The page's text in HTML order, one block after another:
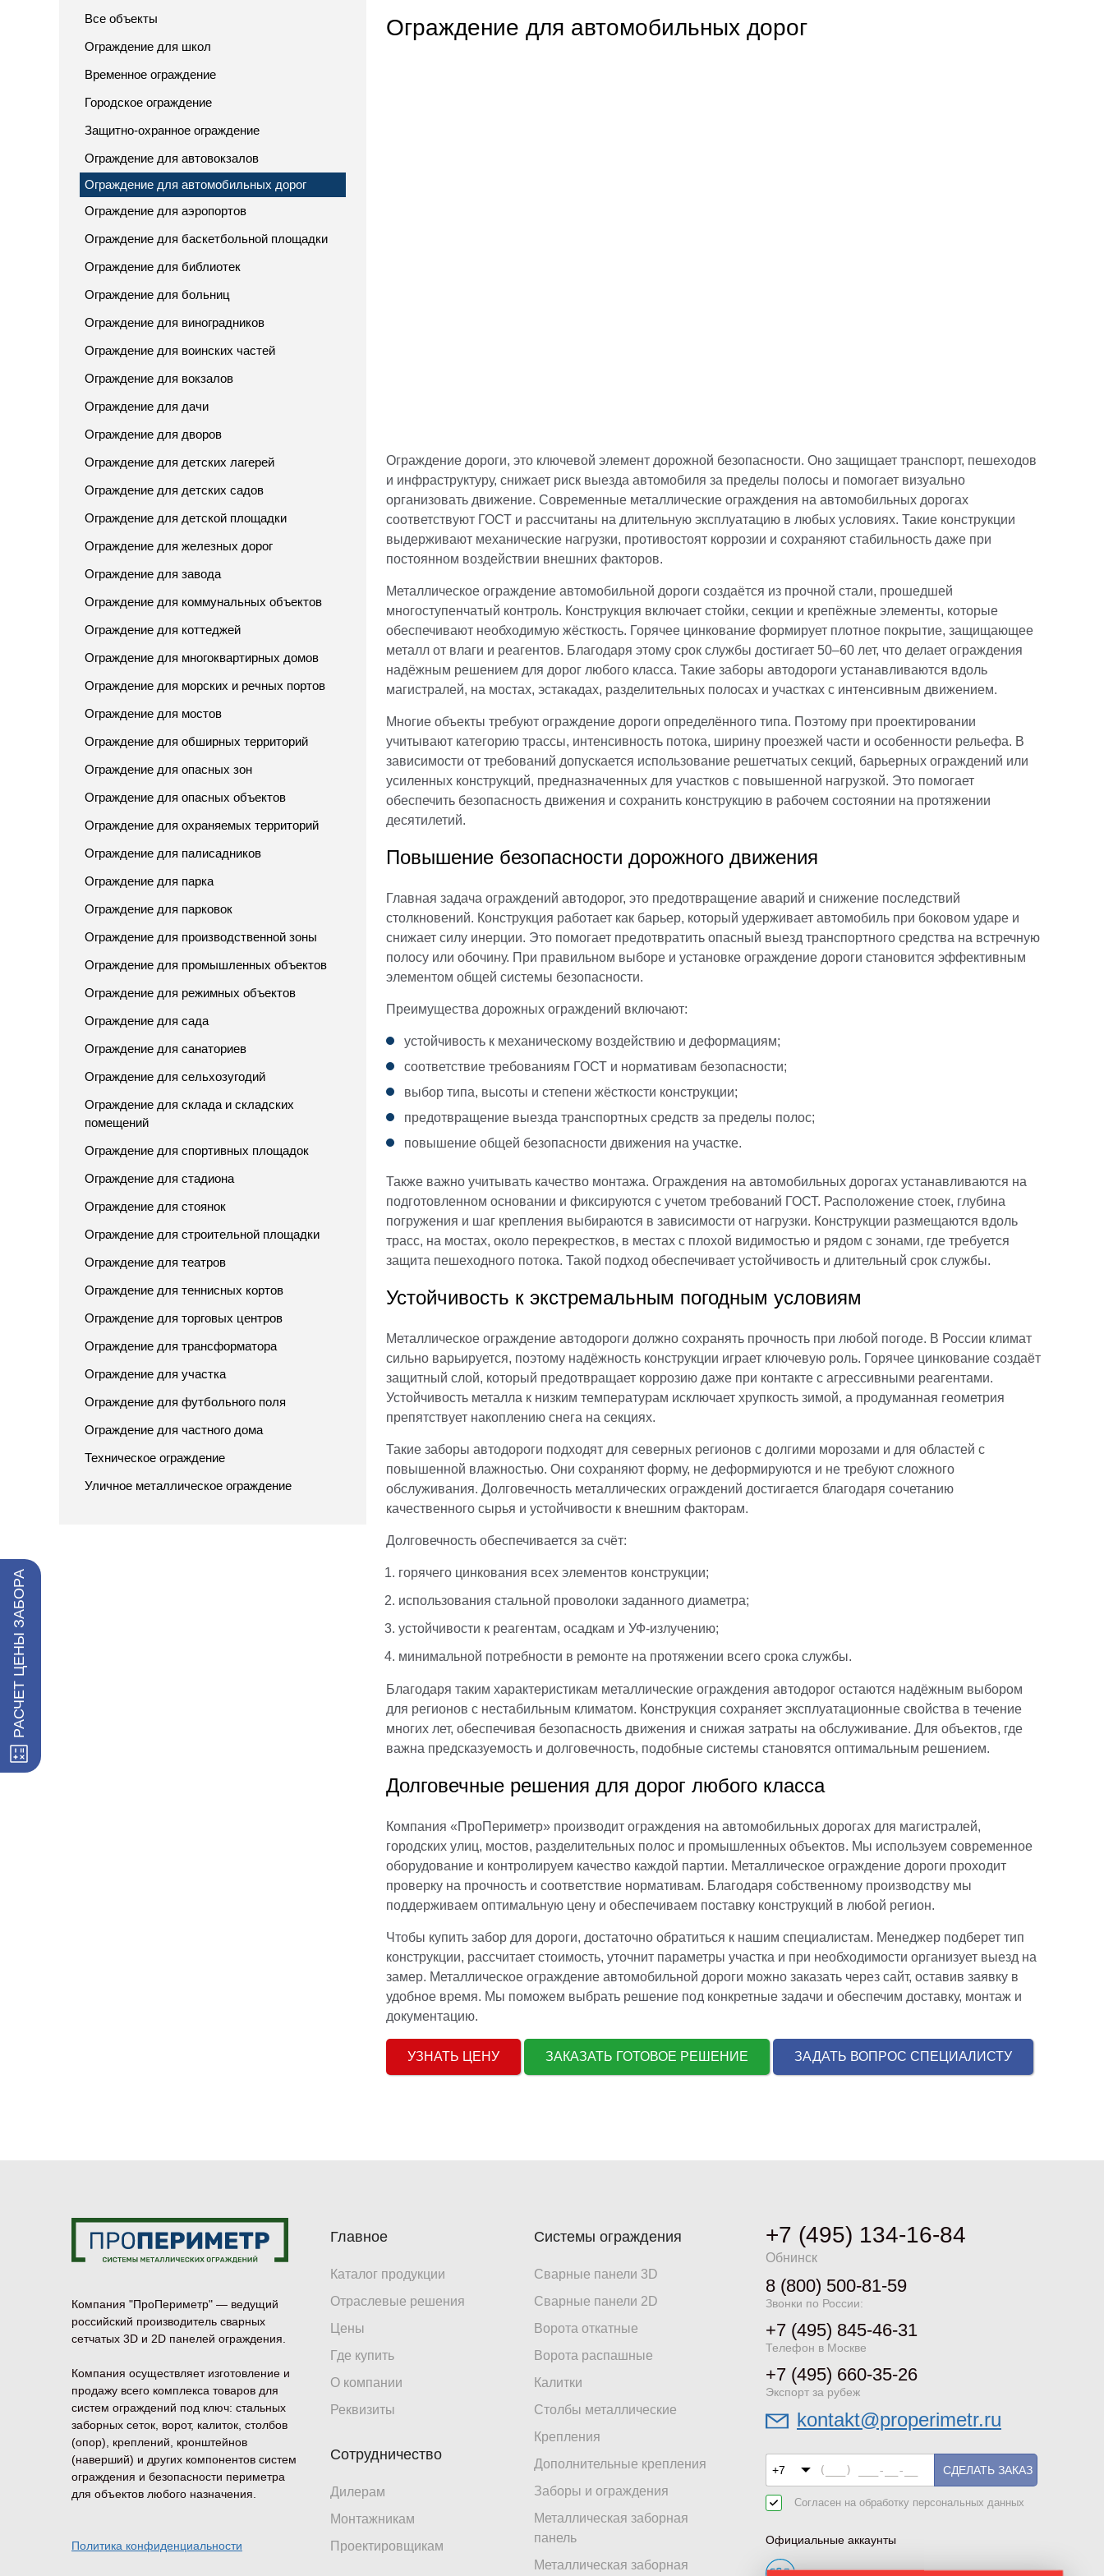
РАСЧЕТ ЦЕНЫ ЗАБОРА
Все объекты
Ограждение для школ
Временное ограждение
Городское ограждение
Защитно-охранное ограждение
Ограждение для автовокзалов
Ограждение для автомобильных дорог
Ограждение для аэропортов
Ограждение для баскетбольной площадки
Ограждение для библиотек
Ограждение для больниц
Ограждение для виноградников
Ограждение для воинских частей
Ограждение для вокзалов
Ограждение для дачи
Ограждение для дворов
Ограждение для детских лагерей
Ограждение для детских садов
Ограждение для детской площадки
Ограждение для железных дорог
Ограждение для завода
Ограждение для коммунальных объектов
Ограждение для коттеджей
Ограждение для многоквартирных домов
Ограждение для морских и речных портов
Ограждение для мостов
Ограждение для обширных территорий
Ограждение для опасных зон
Ограждение для опасных объектов
Ограждение для охраняемых территорий
Ограждение для палисадников
Ограждение для парка
Ограждение для парковок
Ограждение для производственной зоны
Ограждение для промышленных объектов
Ограждение для режимных объектов
Ограждение для сада
Ограждение для санаториев
Ограждение для сельхозугодий
Ограждение для склада и складских
помещений
Ограждение для спортивных площадок
Ограждение для стадиона
Ограждение для стоянок
Ограждение для строительной площадки
Ограждение для театров
Ограждение для теннисных кортов
Ограждение для торговых центров
Ограждение для трансформатора
Ограждение для участка
Ограждение для футбольного поля
Ограждение для частного дома
Техническое ограждение
Уличное металлическое ограждение
Ограждение для автомобильных дорог
Ограждение дороги, это ключевой элемент дорожной безопасности. Оно защищает транспорт, пешеходов
и инфраструктуру, снижает риск выезда автомобиля за пределы полосы и помогает визуально
организовать движение. Современные металлические ограждения на автомобильных дорогах
соответствуют ГОСТ и рассчитаны на длительную эксплуатацию в любых условиях. Такие конструкции
выдерживают механические нагрузки, противостоят коррозии и сохраняют стабильность даже при
постоянном воздействии внешних факторов.
Металлическое ограждение автомобильной дороги создаётся из прочной стали, прошедшей
многоступенчатый контроль. Конструкция включает стойки, секции и крепёжные элементы, которые
обеспечивают необходимую жёсткость. Горячее цинкование формирует плотное покрытие, защищающее
металл от влаги и реагентов. Благодаря этому срок службы достигает 50–60 лет, что делает ограждения
надёжным решением для дорог любого класса. Такие заборы автодороги устанавливаются вдоль
магистралей, на мостах, эстакадах, разделительных полосах и участках с интенсивным движением.
Многие объекты требуют ограждение дороги определённого типа. Поэтому при проектировании
учитывают категорию трассы, интенсивность потока, ширину проезжей части и особенности рельефа. В
зависимости от требований допускается использование решетчатых секций, барьерных ограждений или
усиленных конструкций, предназначенных для участков с повышенной нагрузкой. Это помогает
обеспечить безопасность движения и сохранить конструкцию в рабочем состоянии на протяжении
десятилетий.
Повышение безопасности дорожного движения
Главная задача ограждений автодорог, это предотвращение аварий и снижение последствий
столкновений. Конструкция работает как барьер, который удерживает автомобиль при боковом ударе и
снижает силу инерции. Это помогает предотвратить опасный выезд транспортного средства на встречную
полосу или обочину. При правильном выборе и установке ограждение дороги становится эффективным
элементом общей системы безопасности.
Преимущества дорожных ограждений включают:
устойчивость к механическому воздействию и деформациям;
соответствие требованиям ГОСТ и нормативам безопасности;
выбор типа, высоты и степени жёсткости конструкции;
предотвращение выезда транспортных средств за пределы полос;
повышение общей безопасности движения на участке.
Также важно учитывать качество монтажа. Ограждения на автомобильных дорогах устанавливаются на
подготовленном основании и фиксируются с учетом требований ГОСТ. Расположение стоек, глубина
погружения и шаг крепления выбираются в зависимости от нагрузки. Конструкции размещаются вдоль
трасс, на мостах, около перекрестков, в местах с плохой видимостью и рядом с зонами, где требуется
защита пешеходного потока. Такой подход обеспечивает устойчивость и длительный срок службы.
Устойчивость к экстремальным погодным условиям
Металлическое ограждение автодороги должно сохранять прочность при любой погоде. В России климат
сильно варьируется, поэтому надёжность конструкции играет ключевую роль. Горячее цинкование создаёт
защитный слой, который предотвращает коррозию даже при контакте с агрессивными реагентами.
Устойчивость металла к низким температурам исключает хрупкость зимой, а продуманная геометрия
препятствует накоплению снега на секциях.
Такие заборы автодороги подходят для северных регионов с долгими морозами и для областей с
повышенной влажностью. Они сохраняют форму, не деформируются и не требуют сложного
обслуживания. Долговечность металлических ограждений достигается благодаря сочетанию
качественного сырья и устойчивости к внешним факторам.
Долговечность обеспечивается за счёт:
горячего цинкования всех элементов конструкции;
использования стальной проволоки заданного диаметра;
устойчивости к реагентам, осадкам и УФ-излучению;
минимальной потребности в ремонте на протяжении всего срока службы.
Благодаря таким характеристикам металлические ограждения автодорог остаются надёжным выбором
для регионов с нестабильным климатом. Конструкция сохраняет эксплуатационные свойства в течение
многих лет, обеспечивая безопасность движения и снижая затраты на обслуживание. Для объектов, где
важна предсказуемость и долговечность, подобные системы становятся оптимальным решением.
Долговечные решения для дорог любого класса
Компания «ПроПериметр» производит ограждения на автомобильных дорогах для магистралей,
городских улиц, мостов, разделительных полос и промышленных объектов. Мы используем современное
оборудование и контролируем качество каждой партии. Металлическое ограждение дороги проходит
проверку на прочность и соответствие нормативам. Благодаря собственному производству мы
поддерживаем оптимальную цену и обеспечиваем поставку конструкций в любой регион.
Чтобы купить забор для дороги, достаточно обратиться к нашим специалистам. Менеджер подберет тип
конструкции, рассчитает стоимость, уточнит параметры участка и при необходимости организует выезд на
замер. Металлическое ограждение автомобильной дороги можно заказать через сайт, оставив заявку в
удобное время. Мы поможем выбрать решение под конкретные задачи и обеспечим доставку, монтаж и
документацию.
УЗНАТЬ ЦЕНУ ЗАКАЗАТЬ ГОТОВОЕ РЕШЕНИЕ ЗАДАТЬ ВОПРОС СПЕЦИАЛИСТУ
Компания "ПроПериметр" — ведущий
российский производитель сварных
сетчатых 3D и 2D панелей ограждения.
Компания осуществляет изготовление и
продажу всего комплекса товаров для
систем ограждений под ключ: стальных
заборных сеток, ворот, калиток, столбов
(опор), креплений, кронштейнов
(наверший) и других компонентов систем
ограждения и безопасности периметра
для объектов любого назначения.
Политика конфиденциальности
Главное
Каталог продукции
Отраслевые решения
Цены
Где купить
О компании
Реквизиты
Системы ограждения
Сварные панели 3D
Сварные панели 2D
Ворота откатные
Ворота распашные
Калитки
Столбы металлические
Крепления
Дополнительные крепления
Заборы и ограждения
Металлическая заборная
панель
Металлическая заборная
Сотрудничество
Дилерам
Монтажникам
Проектировщикам
+7 (495) 134-16-84
Обнинск
8 (800) 500-81-59
Звонки по России:
+7 (495) 845-46-31
Телефон в Москве
+7 (495) 660-35-26
Экспорт за рубеж
kontakt@properimetr.ru
СДЕЛАТЬ ЗАКАЗ
Согласен на обработку персональных данных
Официальные аккаунты